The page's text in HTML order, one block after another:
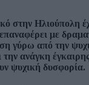
στην Ηλιούπολη
με
γύρω από την
ανάγκη
ψυχική δυσφορία.